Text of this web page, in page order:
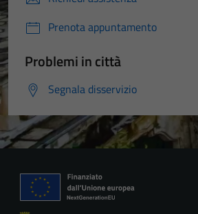
Prenota appuntamento
Problemi in città
Segnala disservizio